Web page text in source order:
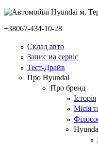
+38067-434-10-28
Склад авто
Запис на сервіс
Тест-Драйв
Про Hyundai
Про бренд
Історія
Місія